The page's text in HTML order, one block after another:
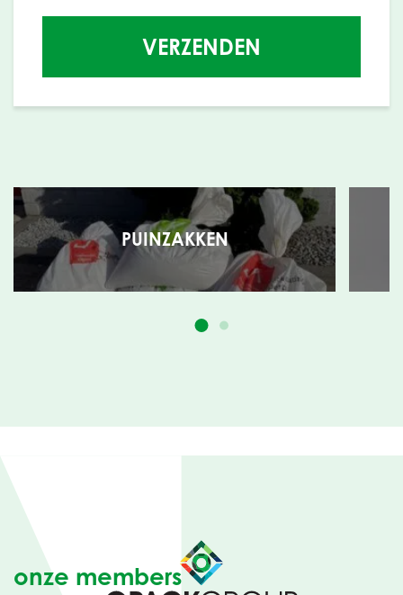
VERZENDEN
PUINZAKKEN
onze members